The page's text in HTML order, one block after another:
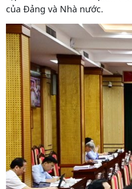
của Đảng và Nhà nước.